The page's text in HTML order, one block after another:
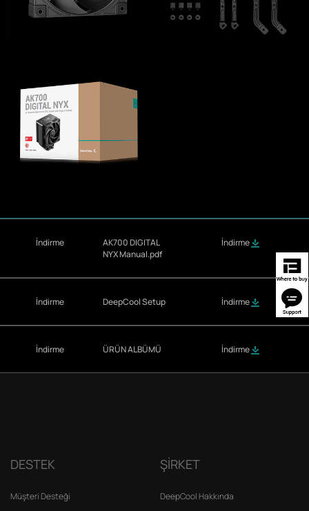
İndirme
AK700 DIGITAL
NYX Manual.pdf
İndirme
İndirme DeepCool Setup İndirme
İndirme ÜRÜN ALBÜMÜ İndirme
DESTEK
Müşteri Desteği
ŞİRKET
DeepCool Hakkında